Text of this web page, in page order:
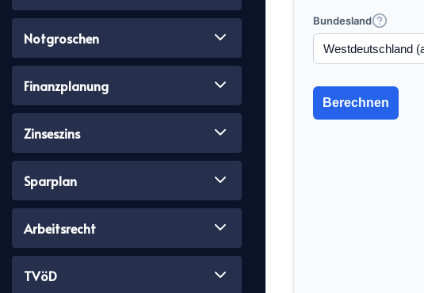
Notgroschen
Finanzplanung
Zinseszins
Sparplan
Arbeitsrecht
TVöD
Bundesland
Berechnen